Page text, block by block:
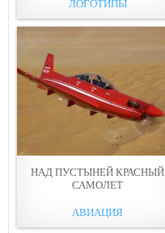
ЛОГОТИПЫ
НАД ПУСТЫНЕЙ КРАСНЫЙ
САМOЛЕТ
АВИАЦИЯ